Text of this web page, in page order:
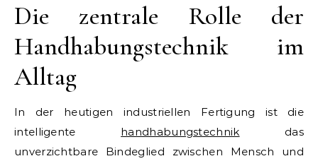
Die zentrale Rolle der
Handhabungstechnik im
Alltag
In der heutigen industriellen Fertigung ist die
intelligente handhabungstechnik das
unverzichtbare Bindeglied zwischen Mensch und